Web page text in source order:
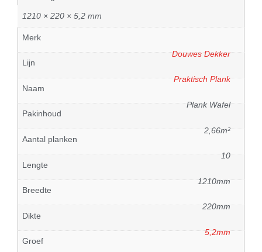
1210 × 220 × 5,2 mm
Merk
Douwes Dekker
Lijn
Praktisch Plank
Naam
Plank Wafel
Pakinhoud
2,66m²
Aantal planken
10
Lengte
1210mm
Breedte
220mm
Dikte
5,2mm
Groef